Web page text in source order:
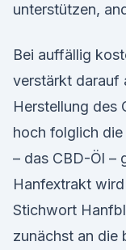
unterstützen,
Bei auffällig
verstärkt darauf
Herstellung des
hoch folglich
– das CBD-Öl –
Hanfextrakt
Stichwort
zunächst an die